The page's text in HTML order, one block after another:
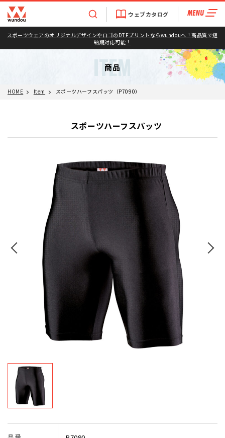
スポーツウェアのオリジナルデザインやロゴのDTFプリントならwundouへ！高品質で短
納期対応可能！
ウェブカタログ
商品
ITEM
HOME Item スポーツハーフスパッツ（P7090）
スポーツハーフスパッツ